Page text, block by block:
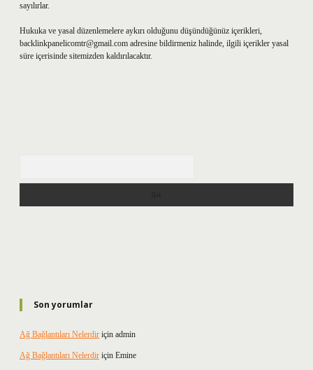
sayılırlar.
Hukuka ve yasal düzenlemelere aykırı olduğunu düşündüğünüz içerikleri,
backlinkpanelicomtr@gmail.com adresine bildirmeniz halinde, ilgili içerikler yasal
süre içerisinde sitemizden kaldırılacaktır.
Son yorumlar
Ağ Bağlantıları Nelerdir için admin
Ağ Bağlantıları Nelerdir için Emine